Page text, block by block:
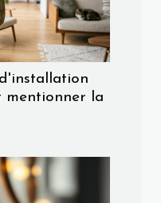
mentionner la